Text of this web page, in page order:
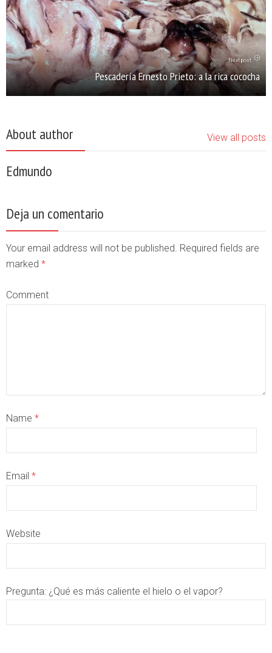
Next post
Pescadería Ernesto Prieto: a la rica cococha
About author View all posts
Edmundo
Deja un comentario
Your email address will not be published. Required fields are
marked *
Comment
Name *
Email *
Website
Pregunta: ¿Qué es más caliente el hielo o el vapor?